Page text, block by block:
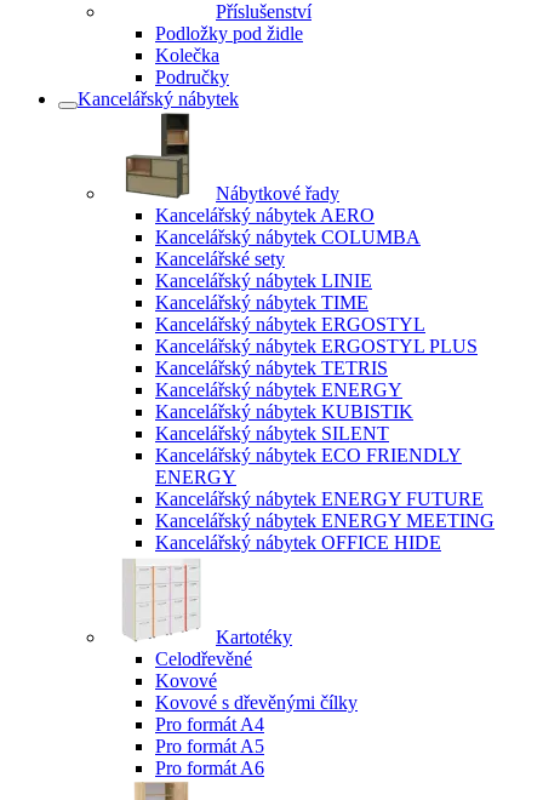
Příslušenství
Podložky pod židle
Kolečka
Područky
Kancelářský nábytek
Nábytkové řady
Kancelářský nábytek AERO
Kancelářský nábytek COLUMBA
Kancelářské sety
Kancelářský nábytek LINIE
Kancelářský nábytek TIME
Kancelářský nábytek ERGOSTYL
Kancelářský nábytek ERGOSTYL PLUS
Kancelářský nábytek TETRIS
Kancelářský nábytek ENERGY
Kancelářský nábytek KUBISTIK
Kancelářský nábytek SILENT
Kancelářský nábytek ECO FRIENDLY
ENERGY
Kancelářský nábytek ENERGY FUTURE
Kancelářský nábytek ENERGY MEETING
Kancelářský nábytek OFFICE HIDE
Kartotéky
Celodřevěné
Kovové
Kovové s dřevěnými čílky
Pro formát A4
Pro formát A5
Pro formát A6